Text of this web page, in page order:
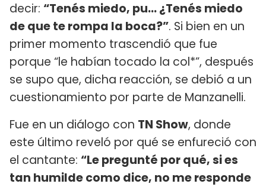
decir: “Tenés miedo, pu... ¿Tenés miedo
de que te rompa la boca?”. Si bien en un
primer momento trascendió que fue
porque “le habían tocado la col*”, después
se supo que, dicha reacción, se debió a un
cuestionamiento por parte de Manzanelli.
Fue en un diálogo con TN Show, donde
este último reveló por qué se enfureció con
el cantante: “Le pregunté por qué, si es
tan humilde como dice, no me responde